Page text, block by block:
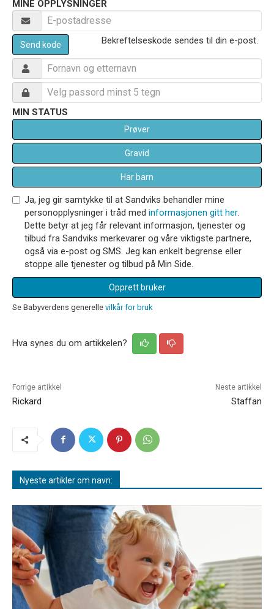
MINE OPPLYSNINGER
Send kode Bekreftelseskode sendes til din e-post.
MIN STATUS
Prøver
Gravid
Har barn
Ja, jeg gir samtykke til at Sandviks behandler mine
personopplysninger i tråd med informasjonen gitt her.
Dette betyr at jeg får relevant informasjon, tjenester og
tilbud fra Sandviks merkevarer og våre viktigste partnere,
også via e-post og SMS. Jeg kan enkelt begrense eller
stoppe alle tjenester og tilbud på Min Side.
Opprett bruker
Se Babyverdens generelle vilkår for bruk
Hva synes du om artikkelen?
Forrige artikkel
Rickard
Neste artikkel
Staffan
Nyeste artikler om navn: